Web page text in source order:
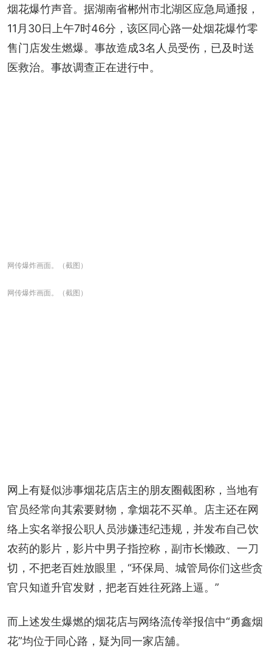
烟花爆竹声音。据湖南省郴州市北湖区应急局通报，
11月30日上午7时46分，该区同心路一处烟花爆竹零
售门店发生燃爆。事故造成3名人员受伤，已及时送
医救治。事故调查正在进行中。
网传爆炸画面。（截图）
网传爆炸画面。（截图）
网上有疑似涉事烟花店店主的朋友圈截图称，当地有
官员经常向其索要财物，拿烟花不买单。店主还在网
络上实名举报公职人员涉嫌违纪违规，并发布自己饮
农药的影片，影片中男子指控称，副市长懒政、一刀
切，不把老百姓放眼里，“环保局、城管局你们这些贪
官只知道升官发财，把老百姓往死路上逼。”
而上述发生爆燃的烟花店与网络流传举报信中“勇鑫烟
花”均位于同心路，疑为同一家店舖。